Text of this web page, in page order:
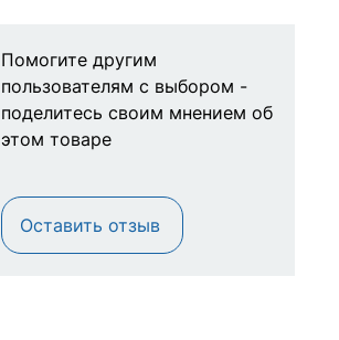
Помогите другим
пользователям с выбором -
поделитесь своим мнением об
этом товаре
Оставить отзыв